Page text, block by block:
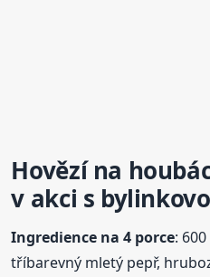
Hovězí na
v akci s
Ingredience na 4 porce:
tříbarevný mletý pepř,